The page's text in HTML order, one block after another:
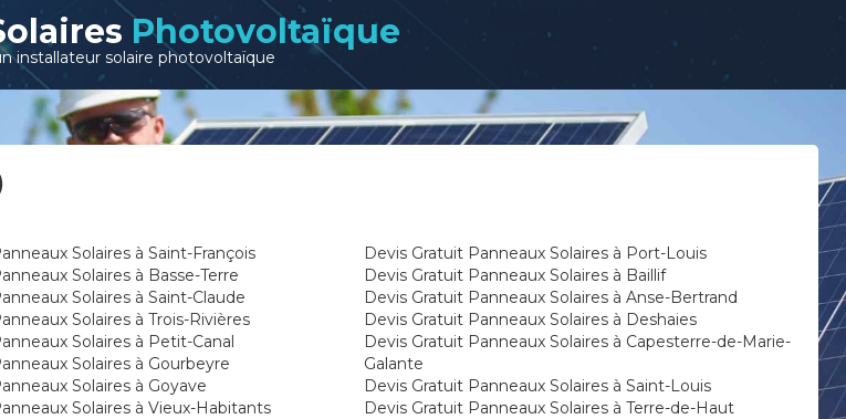
Photovoltaïque
installateur solaire photovoltaïque
Solaires à Saint-François
Solaires à Basse-Terre
Solaires à Saint-Claude
Solaires à Trois-Rivières
Solaires à Petit-Canal
Solaires à Gourbeyre
Solaires à Goyave
Solaires à Vieux-Habitants
Devis Gratuit Panneaux Solaires à Port-Louis
Devis Gratuit Panneaux Solaires à Baillif
Devis Gratuit Panneaux Solaires à Anse-Bertrand
Devis Gratuit Panneaux Solaires à Deshaies
Devis Gratuit Panneaux Solaires à Capesterre-de-Marie-
Galante
Devis Gratuit Panneaux Solaires à Saint-Louis
Devis Gratuit Panneaux Solaires à Terre-de-Haut